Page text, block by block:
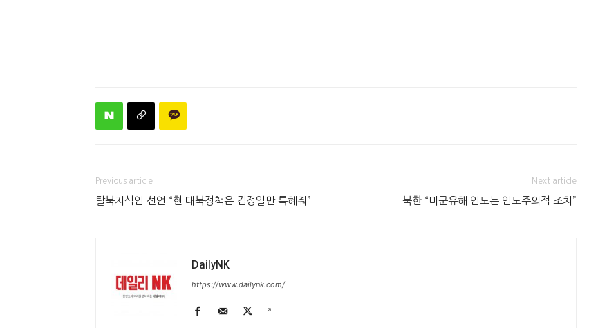
Previous article
탈북지식인 선언 “현 대북정책은 김정일만 특혜줘”
Next article
북한 “미군유해 인도는 인도주의적 조치”
DailyNK
https://www.dailynk.com/